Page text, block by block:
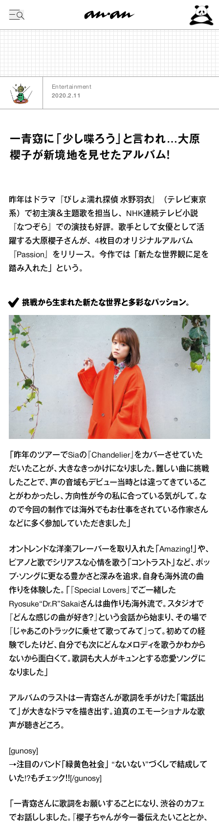
Entertainment
2020.2.11
一青窈に「少し喋ろう」と言われ…大原
櫻子が新境地を見せたアルバム！
昨年はドラマ『びしょ濡れ探偵 水野羽衣』（テレビ東京
系）で初主演＆主題歌を担当し、NHK連続テレビ小説
『なつぞら』での演技も好評。歌手として女優として活
躍する大原櫻子さんが、4枚目のオリジナルアルバム
『Passion』をリリース。今作では「新たな世界観に足を
踏み入れた」という。
挑戦から生まれた新たな世界と多彩なパッション。
「昨年のツアーでSiaの『Chandelier』をカバーさせていた
だいたことが、大きなきっかけになりました。難しい曲に挑戦
したことで、声の音域もデビュー当時とは違ってきているこ
とがわかったし、方向性が今の私に合っている気がして。な
ので今回の制作では海外でもお仕事をされている作家さん
などに多く参加していただきました」
オントレンドな洋楽フレーバーを取り入れた「Amazing！」や、
ピアノと歌でシリアスな心情を歌う「コントラスト」など、ポッ
プ・ソングに更なる豊かさと深みを追求。自身も海外流の曲
作りを体験した。「『Special Lovers』でご一緒した
Ryosuke“Dr.R”Sakaiさんは曲作りも海外流で。スタジオで
『どんな感じの曲が好き？』という会話から始まり、その場で
『じゃあこのトラックに乗せて歌ってみて』って。初めての経
験でしたけど、自分でも次にどんなメロディを歌うかわから
ないから面白くて。歌詞も大人がキュンとする恋愛ソングに
なりました」
アルバムのラストは一青窈さんが歌詞を手がけた「電話出
て」が大きなドラマを描き出す。迫真のエモーショナルな歌
声が聴きどころ。
[gunosy]
→注目のバンド「緑黄色社会」 “ないない”づくしで結成して
いた!?もチェック！！[/gunosy]
「一青窈さんに歌詞をお願いすることになり、渋谷のカフェ
でお話ししました。『櫻子ちゃんが今一番伝えたいこととか、